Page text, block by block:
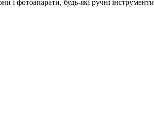
і фотоапарати, будь-які ручні інструменти